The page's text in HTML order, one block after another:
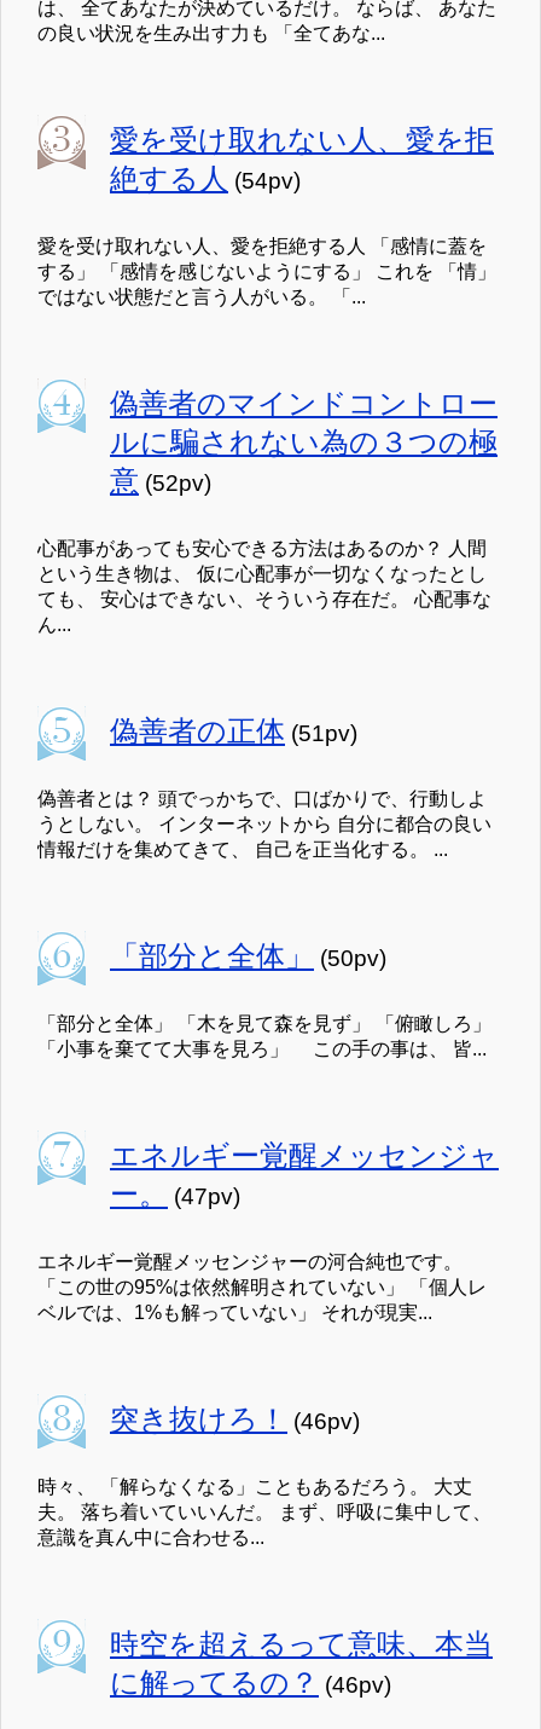
は、 全てあなたが決めているだけ。 ならば、 あなた
の良い状況を生み出す力も 「全てあな...
愛を受け取れない人、愛を拒
絶する人 (54pv)
愛を受け取れない人、愛を拒絶する人 「感情に蓋を
する」 「感情を感じないようにする」 これを 「情」
ではない状態だと言う人がいる。 「...
偽善者のマインドコントロー
ルに騙されない為の３つの極
意 (52pv)
心配事があっても安心できる方法はあるのか？ 人間
という生き物は、 仮に心配事が一切なくなったとし
ても、 安心はできない、そういう存在だ。 心配事な
ん...
偽善者の正体 (51pv)
偽善者とは？ 頭でっかちで、口ばかりで、行動しよ
うとしない。 インターネットから 自分に都合の良い
情報だけを集めてきて、 自己を正当化する。 ...
「部分と全体」 (50pv)
「部分と全体」 「木を見て森を見ず」 「俯瞰しろ」
「小事を棄てて大事を見ろ」 この手の事は、 皆...
エネルギー覚醒メッセンジャ
ー。
(47pv)
エネルギー覚醒メッセンジャーの河合純也です。
「この世の95%は依然解明されていない」 「個人レ
ベルでは、1%も解っていない」 それが現実...
突き抜けろ！ (46pv)
時々、 「解らなくなる」こともあるだろう。 大丈
夫。 落ち着いていいんだ。 まず、呼吸に集中して、
意識を真ん中に合わせる...
時空を超えるって意味、本当
に解ってるの？ (46pv)